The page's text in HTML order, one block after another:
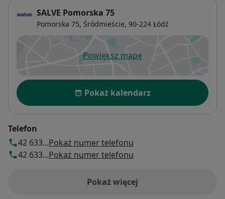
SALVE Pomorska 75
Pomorska 75, Śródmieście, 90-224 Łódź
Powiększ mapęotwiera się w nowej karcie
Dostępność
Pokaż kalendarz
Telefon
42 633...Pokaż numer telefonu
42 633...Pokaż numer telefonu
Pokaż więcej
o adresie